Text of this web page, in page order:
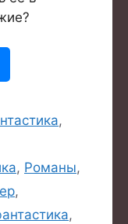
,
, Романы,
,
,